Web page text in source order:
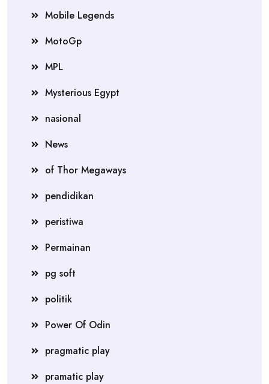
Mobile Legends
MotoGp
MPL
Mysterious Egypt
nasional
News
of Thor Megaways
pendidikan
peristiwa
Permainan
pg soft
politik
Power Of Odin
pragmatic play
pramatic play